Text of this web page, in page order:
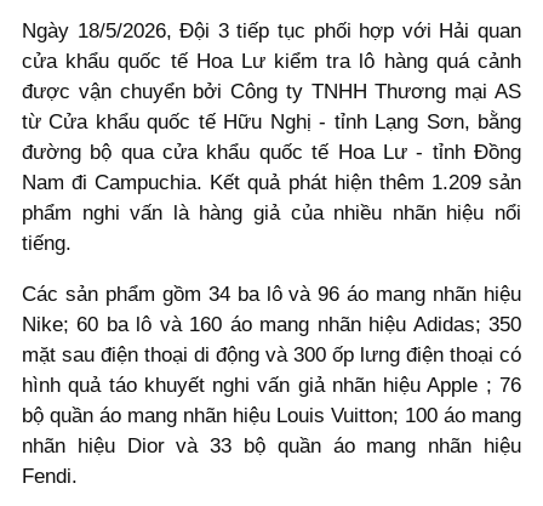
Ngày 18/5/2026, Đội 3 tiếp tục phối hợp với Hải quan
cửa khẩu quốc tế Hoa Lư kiểm tra lô hàng quá cảnh
được vận chuyển bởi Công ty TNHH Thương mại AS
từ Cửa khẩu quốc tế Hữu Nghị - tỉnh Lạng Sơn, bằng
đường bộ qua cửa khẩu quốc tế Hoa Lư - tỉnh Đồng
Nam đi Campuchia. Kết quả phát hiện thêm 1.209 sản
phẩm nghi vấn là hàng giả của nhiều nhãn hiệu nổi
tiếng.
Các sản phẩm gồm 34 ba lô và 96 áo mang nhãn hiệu
Nike; 60 ba lô và 160 áo mang nhãn hiệu Adidas; 350
mặt sau điện thoại di động và 300 ốp lưng điện thoại có
hình quả táo khuyết nghi vấn giả nhãn hiệu Apple ; 76
bộ quần áo mang nhãn hiệu Louis Vuitton; 100 áo mang
nhãn hiệu Dior và 33 bộ quần áo mang nhãn hiệu
Fendi.